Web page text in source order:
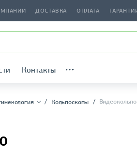
ДОСТАВКА ОПЛАТА
Контакты
Кольпоскопы